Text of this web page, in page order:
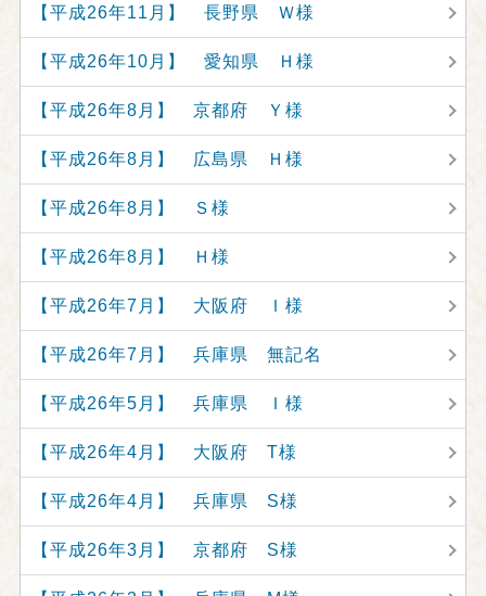
【平成26年11月】 長野県 Ｗ様
【平成26年10月】 愛知県 Ｈ様
【平成26年8月】 京都府 Ｙ様
【平成26年8月】 広島県 Ｈ様
【平成26年8月】 Ｓ様
【平成26年8月】 Ｈ様
【平成26年7月】 大阪府 Ｉ様
【平成26年7月】 兵庫県 無記名
【平成26年5月】 兵庫県 Ｉ様
【平成26年4月】 大阪府 T様
【平成26年4月】 兵庫県 S様
【平成26年3月】 京都府 S様